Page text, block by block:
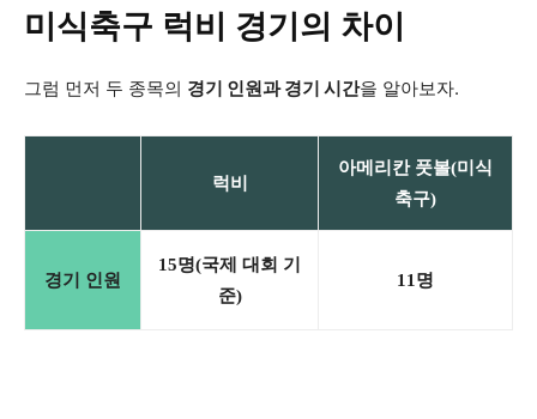
미식축구 럭비 경기의 차이
그럼 먼저 두 종목의 경기 인원과 경기 시간을 알아보자.
럭비
아메리칸 풋볼(미식
축구)
경기 인원
15명(국제 대회 기
준)
11명